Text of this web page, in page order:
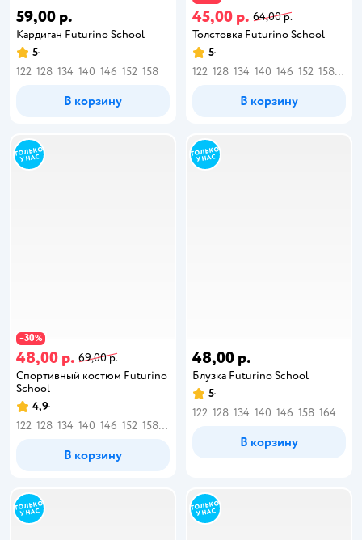
59,00 р.
Кардиган Futurino School
5
122 128 134 140 146 152 158
В корзину
45,00 р. 64,00 р.
Толстовка Futurino School
5
122 128 134 140 146 152 158 164
В корзину
−30%
48,00 р. 69,00 р.
Спортивный костюм Futurino
School
4,9
122 128 134 140 146 152 158 164
В корзину
48,00 р.
Блузка Futurino School
5
122 128 134 140 146 158 164
В корзину